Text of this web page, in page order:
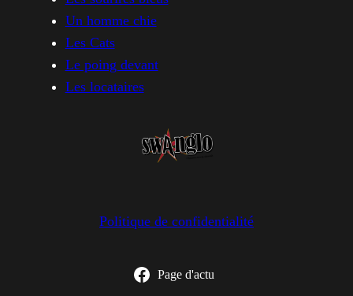
Un homme chie
Les Cats
Le poing devant
Les locataires
Politique de confidentialité
Page d'actu